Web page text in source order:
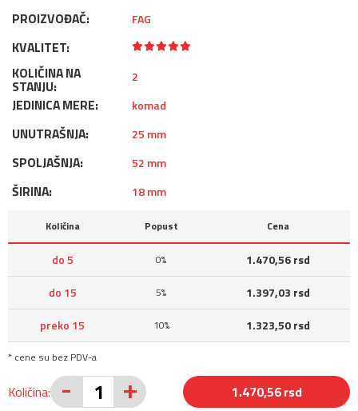
PROIZVOĐAČ: FAG
KVALITET:
KOLIČINA NA
STANJU:
2
JEDINICA MERE: komad
UNUTRAŠNJA: 25 mm
SPOLJAŠNJA: 52 mm
ŠIRINA: 18 mm
Količina Popust Cena
do 5 0%
1.470,56 rsd
do 15
5%
1.397,03 rsd
preko 15
10% 1.323,50 rsd
* cene su bez PDV-a
Količina: - + 1.470,56 rsd